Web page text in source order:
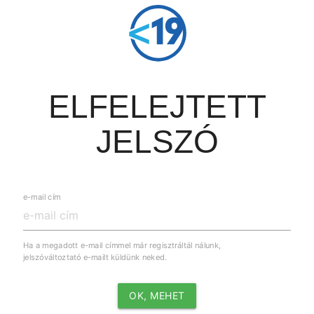
ELFELEJTETT
JELSZÓ
e-mail cím
Ha a megadott e-mail címmel már regisztráltál nálunk,
jelszóváltoztató e-mailt küldünk neked.